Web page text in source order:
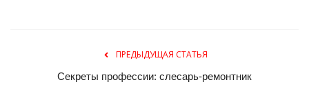
ПРЕДЫДУЩАЯ СТАТЬЯ
Секреты профессии: слесарь-ремонтник